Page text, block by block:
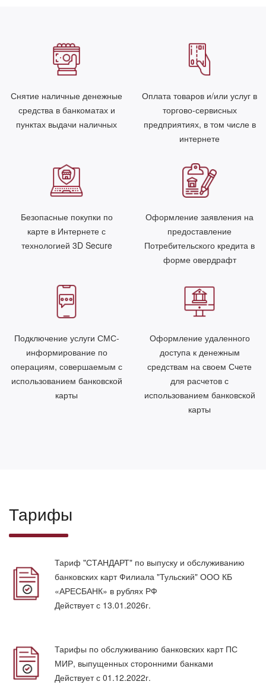
Снятие наличные денежные
средства в банкоматах и
пунктах выдачи наличных
Оплата товаров и/или услуг в
торгово-сервисных
предприятиях, в том числе в
интернете
Безопасные покупки по
карте в Интернете с
технологией 3D Secure
Оформление заявления на
предоставление
Потребительского кредита в
форме овердрафт
Подключение услуги СМС-
информирование по
операциям, совершаемым с
использованием банковской
карты
Оформление удаленного
доступа к денежным
средствам на своем Счете
для расчетов с
использованием банковской
карты
Тарифы
Тариф "СТАНДАРТ" по выпуску и обслуживанию
банковских карт Филиала "Тульский" ООО КБ
«АРЕСБАНК» в рублях РФ
Действует с 13.01.2026г.
Тарифы по обслуживанию банковских карт ПС
МИР, выпущенных сторонними банками
Действует с 01.12.2022г.